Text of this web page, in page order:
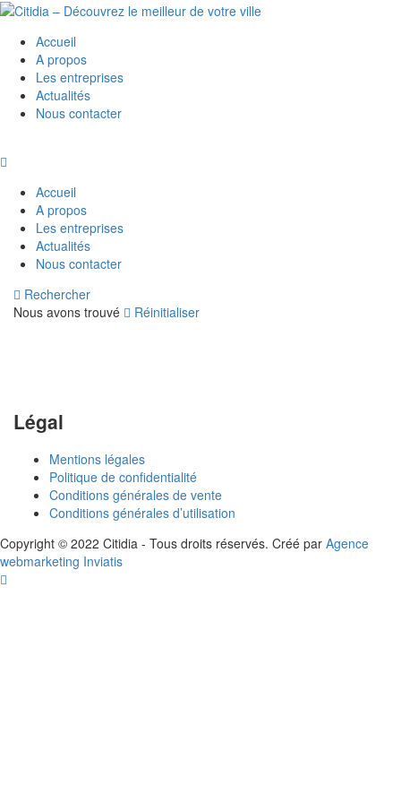
Accueil
A propos
Les entreprises
Actualités
Nous contacter
Accueil
A propos
Les entreprises
Actualités
Nous contacter
Rechercher
Nous avons trouvé
Réinitialiser
Légal
Mentions légales
Politique de confidentialité
Conditions générales de vente
Conditions générales d’utilisation
Copyright © 2022 Citidia - Tous droits réservés. Créé par Agence
webmarketing Inviatis